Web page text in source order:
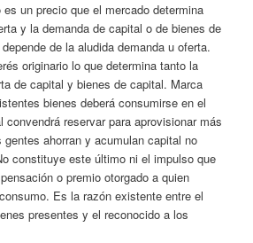
un precio que el mercado determina
y la demanda de capital o de bienes de
de la aludida demanda u oferta.
originario lo que determina tanto la
de capital y bienes de capital. Marca
bienes deberá consumirse en el
convendrá reservar para aprovisionar más
ahorran y acumulan capital no
constituye este último ni el impulso que
o premio otorgado a quien
Es la razón existente entre el
presentes y el reconocido a los